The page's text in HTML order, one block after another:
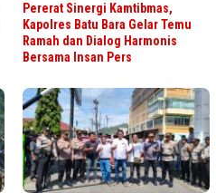
Pererat Sinergi Kamtibmas,
Kapolres Batu Bara Gelar Temu
Ramah dan Dialog Harmonis
Bersama Insan Pers